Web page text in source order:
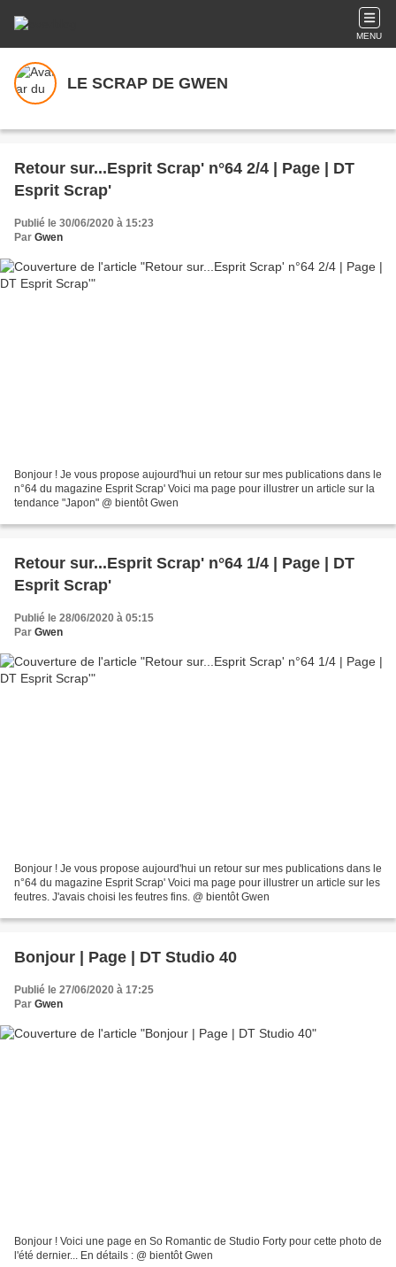
MENU
LE SCRAP DE GWEN
Retour sur...Esprit Scrap' n°64 2/4 | Page | DT
Esprit Scrap'
Publié le 30/06/2020 à 15:23
Par Gwen
Bonjour ! Je vous propose aujourd'hui un retour sur mes publications dans le
n°64 du magazine Esprit Scrap' Voici ma page pour illustrer un article sur la
tendance "Japon" @ bientôt Gwen
Retour sur...Esprit Scrap' n°64 1/4 | Page | DT
Esprit Scrap'
Publié le 28/06/2020 à 05:15
Par Gwen
Bonjour ! Je vous propose aujourd'hui un retour sur mes publications dans le
n°64 du magazine Esprit Scrap' Voici ma page pour illustrer un article sur les
feutres. J'avais choisi les feutres fins. @ bientôt Gwen
Bonjour | Page | DT Studio 40
Publié le 27/06/2020 à 17:25
Par Gwen
Bonjour ! Voici une page en So Romantic de Studio Forty pour cette photo de
l'été dernier... En détails : @ bientôt Gwen